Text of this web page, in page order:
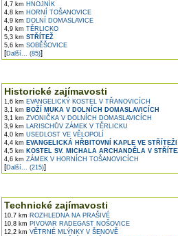
4,7 km HNOJNÍK
4,8 km HORNÍ TOŠANOVICE
4,9 km DOLNÍ DOMASLAVICE
4,9 km TĚRLICKO
5,3 km STŘÍTEŽ
5,6 km SOBĚŠOVICE
[Další... (85)]
Historické zajímavosti
1,6 km EVANGELICKÝ KOSTEL V TŘANOVICÍCH
3,1 km BOŽÍ MUKA V DOLNÍCH DOMASLAVICÍCH
3,1 km ZVONIČKA V DOLNÍCH DOMASLAVICÍCH
3,9 km LARISCHŮV ZÁMEK V TĚRLICKU
4,0 km USEDLOST VE VĚLOPOLÍ
4,4 km EVANGELICKÁ HŘBITOVNÍ KAPLE VE STŘÍTEŽI
4,5 km KOSTEL SV. MICHALA ARCHANDĚLA V
4,6 km ZÁMEK V HORNÍCH TOŠANOVICÍCH
[Další... (215)]
Technické zajímavosti
10,7 km ROZHLEDNA NA PRAŠIVÉ
10,8 km PIVOVAR RADEGAST NOŠOVICE
12,2 km VĚTRNÉ MLÝNKY V ŠENOVĚ